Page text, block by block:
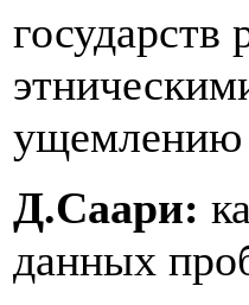
ущемлению
Д.Саари:
данных